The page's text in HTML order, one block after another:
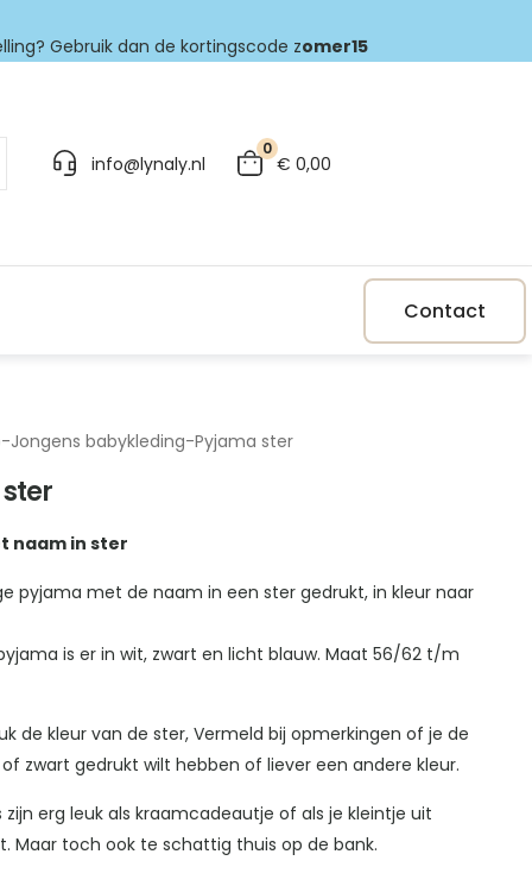
Gebruik dan de kortingscode zomer15
info@lynaly.nl
0
€ 0,00
Contact
-Jongens babykleding-Pyjama ster
naam in ster
pyjama met de naam in een ster gedrukt, in kleur naar
is er in wit, zwart en licht blauw. Maat 56/62 t/m
de kleur van de ster, Vermeld bij opmerkingen of je de
zwart gedrukt wilt hebben of liever een andere kleur.
zijn erg leuk als kraamcadeautje of als je kleintje uit
Maar toch ook te schattig thuis op de bank.